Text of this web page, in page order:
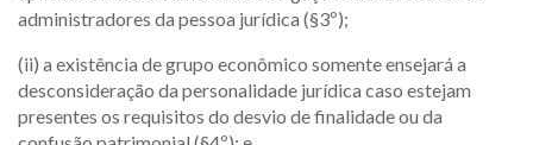
administradores da pessoa jurídica (§3º);
(ii) a existência de grupo econômico somente ensejará a
desconsideração da personalidade jurídica caso estejam
presentes os requisitos do desvio de finalidade ou da